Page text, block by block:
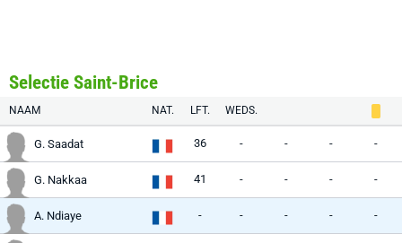
Selectie Saint-Brice
NAAM NAT. LFT. WEDS.
G. Saadat 36 - - - -
G. Nakkaa 41 - - - -
A. Ndiaye - - - - -